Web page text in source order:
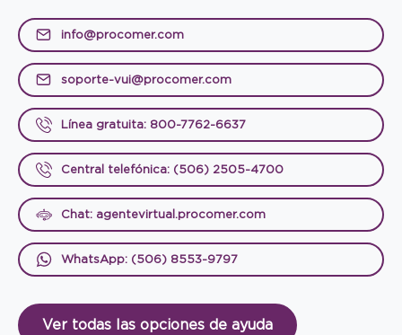
info@procomer.com
soporte-vui@procomer.com
Línea gratuita: 800-7762-6637
Central telefónica: (506) 2505-4700
Chat: agentevirtual.procomer.com
WhatsApp: (506) 8553-9797
Ver todas las opciones de ayuda